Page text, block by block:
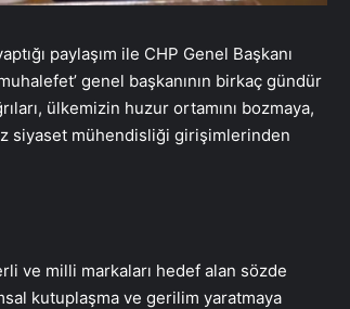
paylaşım ile CHP Genel Başkanı
genel başkanının birkaç gündür
ülkemizin huzur ortamını bozmaya,
siyaset mühendisliği girişimlerinden
ve milli markaları hedef alan sözde
kutuplaşma ve gerilim yaratmaya